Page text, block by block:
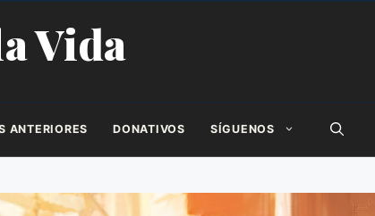
Vida
ANTERIORES DONATIVOS SÍGUENOS